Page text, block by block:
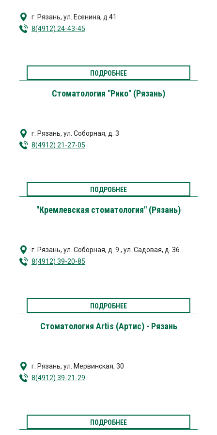
г. Рязань, ул. Есенина, д.41
8(4912) 24-43-45
ПОДРОБНЕЕ
Стоматология "Рико" (Рязань)
г. Рязань, ул. Соборная, д. 3
8(4912) 21-27-05
ПОДРОБНЕЕ
"Кремлевская стоматология" (Рязань)
г. Рязань, ул. Соборная, д. 9 , ул. Садовая, д. 36
8(4912) 39-20-85
ПОДРОБНЕЕ
Стоматология Artis (Артис) - Рязань
г. Рязань, ул. Мервинская, 30
8(4912) 39-21-29
ПОДРОБНЕЕ